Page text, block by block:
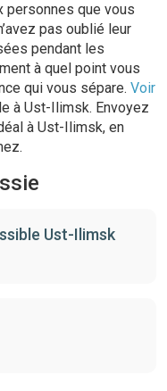
personnes que vous
pas oublié leur
pendant les
à quel point vous
qui vous sépare. Voir
à Ust-Ilimsk. Envoyez
à Ust-Ilimsk, en
Ust-Ilimsk